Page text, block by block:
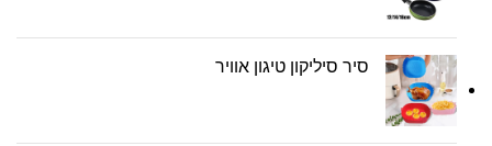
סיר סיליקון טיגון אוויר